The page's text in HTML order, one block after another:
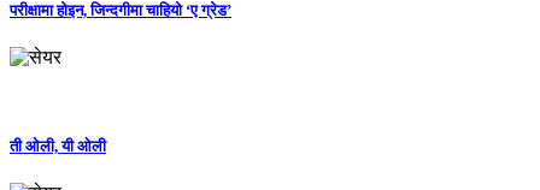
परीक्षामा होइन, जिन्दगीमा चाहियो ‘ए ग्रेड’
ती ओली, यी ओली